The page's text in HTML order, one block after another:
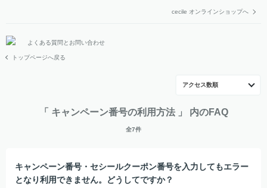
cecile オンラインショップへ
よくある質問とお問い合わせ
トップページへ戻る
アクセス数順
「 キャンペーン番号の利用方法 」 内のFAQ
全7件
キャンペーン番号・セシールクーポン番号を入力してもエラー
となり利用できません。どうしてですか？